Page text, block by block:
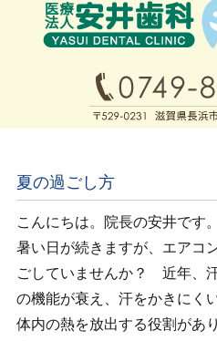
夏の過ごし方
こんにちは。院長の安井です。
暑い日が続きますが、エアコ
ごしていませんか？ 近年、
の機能が衰え、汗をかきにく
体内の熱を放出する役割があ